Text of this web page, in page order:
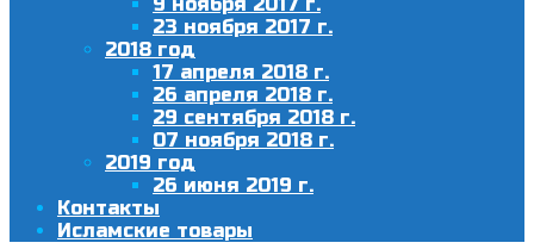
23 ноября 2017 г.
2018 год
17 апреля 2018 г.
26 апреля 2018 г.
29 сентября 2018 г.
07 ноября 2018 г.
2019 год
26 июня 2019 г.
Контакты
Исламские товары